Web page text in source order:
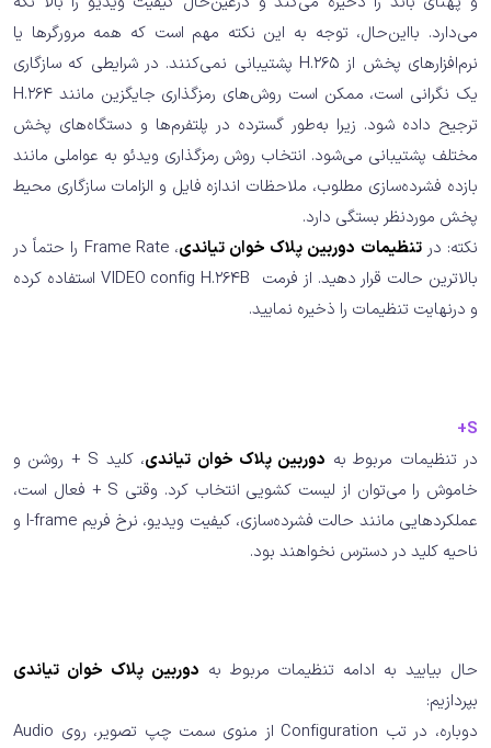
می‌دارد. بااین‌حال، توجه به این نکته مهم است که همه مرورگرها یا
نرم‌افزارهای پخش از H.265 پشتیبانی نمی‌کنند. در شرایطی که سازگاری
یک نگرانی است، ممکن است روش‌های رمزگذاری جایگزین مانند H.264
ترجیح داده شود. زیرا به‌طور گسترده در پلتفرم‌ها و دستگاه‌های پخش
مختلف پشتیبانی می‌شود. انتخاب روش رمزگذاری ویدئو به عواملی مانند
بازده فشرده‌سازی مطلوب، ملاحظات اندازه فایل و الزامات سازگاری محیط
پخش موردنظر بستگی دارد.
نکته: درتنظیمات دوربین پلاک خوان تیاندی
، Frame Rate را حتماً در
بالاترین حالت قرار دهید. از فرمت VIDEO config H.264B استفاده کرده
و درنهایت تنظیمات را ذخیره نمایید.
S+
در تنظیمات مربوط به دوربین پلاک خوان تیاندی
، کلید S + روشن و
خاموش را می‌توان از لیست کشویی انتخاب کرد. وقتی S + فعال است،
عملکردهایی مانند حالت فشرده‌سازی، کیفیت ویدیو، نرخ فریم I-frame و
ناحیه کلید در دسترس نخواهند بود.
حال بیایید به ادامه تنظیمات مربوط به دوربین پلاک خوان تیاندی
بپردازیم:
دوباره، در ﺗﺐ Configuration از منوی ﺳﻤﺖ ﭼﭗ ﺗﺼﻮﯾﺮ، روی Audio